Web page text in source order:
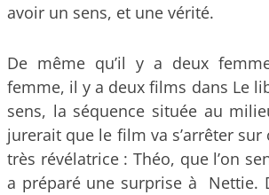
avoir un sens, et une vérité.
De même qu’il y a deux
femme, il y a deux films dans Le
sens, la séquence située au
jurerait que le film va s’arrêter sur
très révélatrice : Théo, que l’on
a préparé une surprise à Nettie.